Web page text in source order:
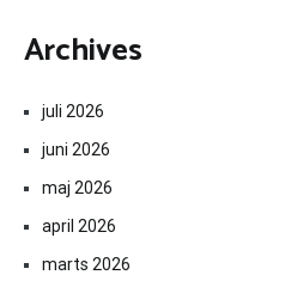
Archives
juli 2026
juni 2026
maj 2026
april 2026
marts 2026